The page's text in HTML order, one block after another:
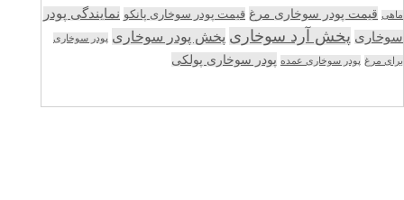
ماهی قیمت پودر سوخاری مرغ قیمت پودر سوخاری پانکو نمایندگی پودر
سوخاری پخش آرد سوخاری پخش پودر سوخاری پودر سوخاری
برای مرغ پودر سوخاری عمده پودر سوخاری پولکی